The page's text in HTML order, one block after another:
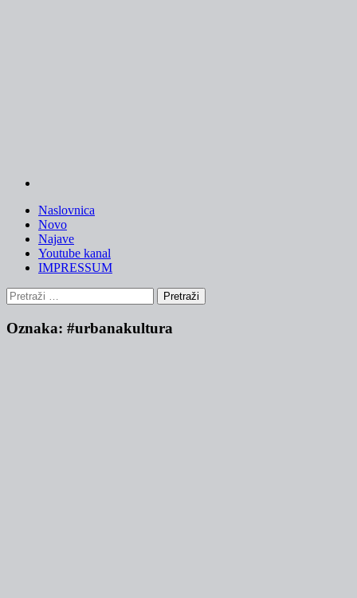
Naslovnica
Novo
Najave
Youtube kanal
IMPRESSUM
Pretraži:
Oznaka: #urbanakultura